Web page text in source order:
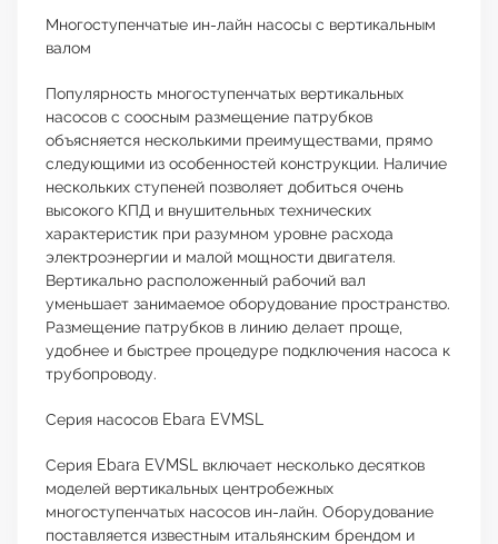
Многоступенчатые ин-лайн насосы с вертикальным
валом
Популярность многоступенчатых вертикальных
насосов с соосным размещение патрубков
объясняется несколькими преимуществами, прямо
следующими из особенностей конструкции. Наличие
нескольких ступеней позволяет добиться очень
высокого КПД и внушительных технических
характеристик при разумном уровне расхода
электроэнергии и малой мощности двигателя.
Вертикально расположенный рабочий вал
уменьшает занимаемое оборудование пространство.
Размещение патрубков в линию делает проще,
удобнее и быстрее процедуре подключения насоса к
трубопроводу.
Серия насосов Ebara EVMSL
Серия Ebara EVMSL включает несколько десятков
моделей вертикальных центробежных
многоступенчатых насосов ин-лайн. Оборудование
поставляется известным итальянским брендом и